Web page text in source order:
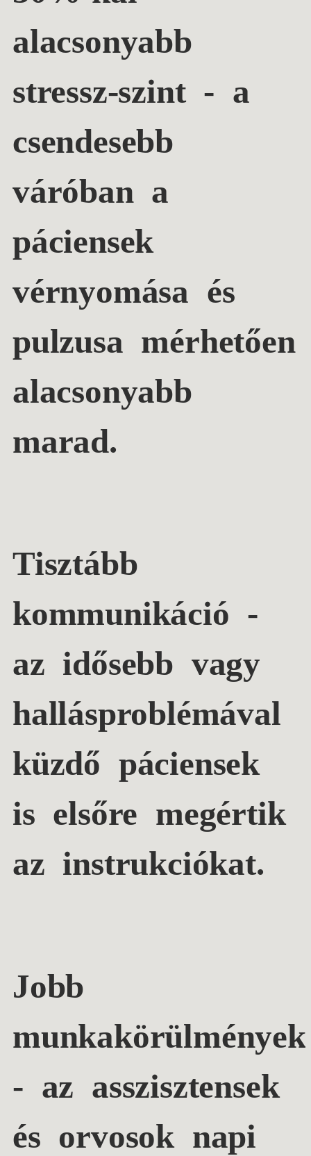
alacsonyabb
stressz-szint- a
csendesebb
váróban a
páciensek
vérnyomása és
pulzusa mérhetően
alacsonyabb
marad.
Tisztább
kommunikáció -
az idősebb vagy
hallásproblémával
küzdő páciensek
is elsőre megértik
az instrukciókat.
Jobb
munkakörülmények
- az asszisztensek
és orvosok napi